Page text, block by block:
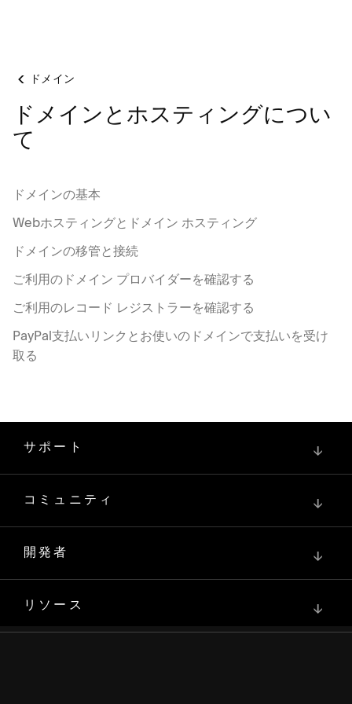
ドメイン
ドメインとホスティングについ
て
ドメインの基本
Webホスティングとドメイン ホスティング
ドメインの移管と接続
ご利用のドメイン プロバイダーを確認する
ご利用のレコード レジストラーを確認する
PayPal支払いリンクとお使いのドメインで支払いを受け
取る
サポート ↓
コミュニティ ↓
開発者 ↓
リソース ↓